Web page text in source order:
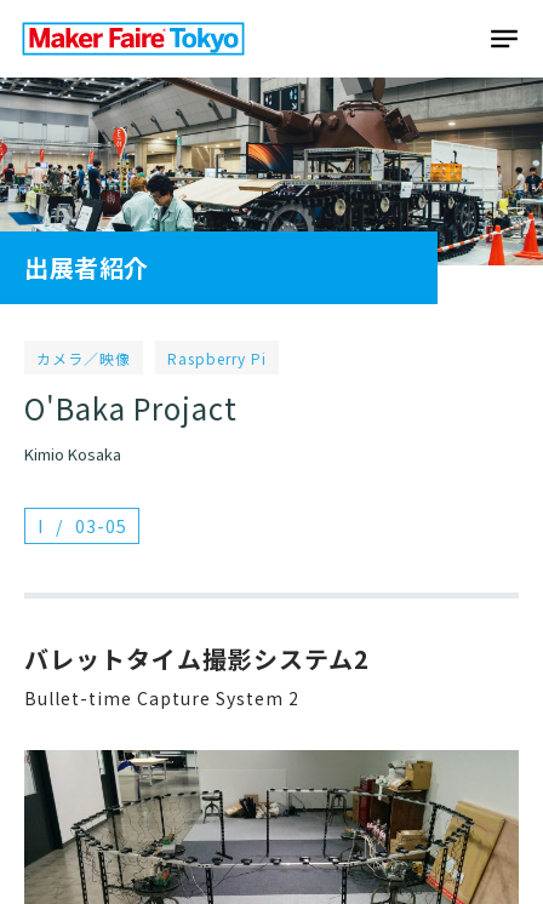
出展者紹介
カメラ／映像 Raspberry Pi
O'Baka Projact
Kimio Kosaka
I 03-05
バレットタイム撮影システム2
Bullet-time Capture System 2